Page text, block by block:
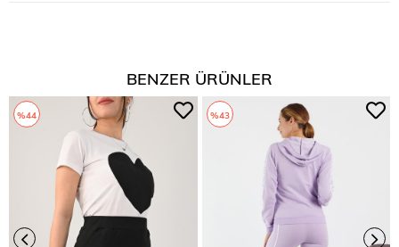
BENZER ÜRÜNLER
%44 %43